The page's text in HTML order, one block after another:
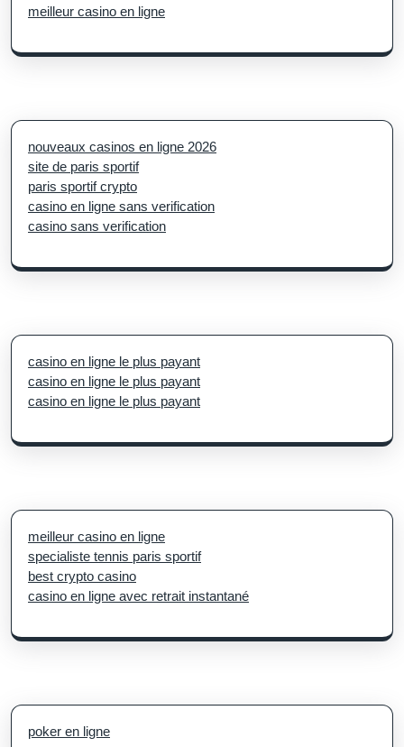
meilleur casino en ligne
nouveaux casinos en ligne 2026
site de paris sportif
paris sportif crypto
casino en ligne sans verification
casino sans verification
casino en ligne le plus payant
casino en ligne le plus payant
casino en ligne le plus payant
meilleur casino en ligne
specialiste tennis paris sportif
best crypto casino
casino en ligne avec retrait instantané
poker en ligne